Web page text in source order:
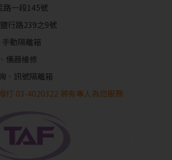
路一段145號
行路239之9號
手動隔離箱
、 儀器維修
、 訊號隔離箱
打 03-4020322 將有專人為您服務